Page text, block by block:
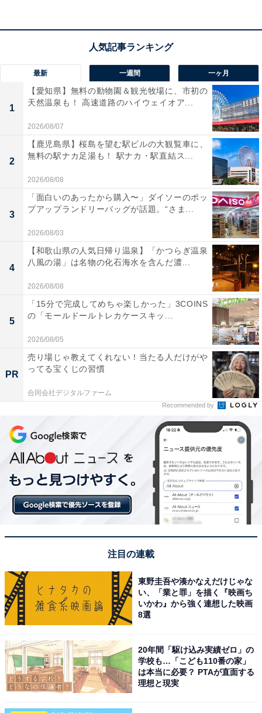
配線の邪魔にならないコードレス設計なので、キッチン
など離れた場所でも大活躍。これ1台で、毎日のテレビ
時間がグッと快適に整いますよ。
オーディオテクニカ「AT-SP450TV」の口コミは？
オーディオテクニカ「AT-SP450TV」には以下のような
口コミが寄せられています。
はっきり音機能のおかげでナレーションやセリフが
とてもクリアに聴こえます
手元でテレビのチャンネルや音量の操作がまとめて
ワイヤレスでどこにでも持ち運べるためキッチンで
料理をしながら重宝しています
テレビの音声を耳元でクリアに聴きたい人や、離れた場
所からでも快適にテレビを操作したい人には、おすすめ
の商品といえそうです。
オの人気商品5選
オーディオテクニカミミオ「AT-SP350TV」
最新 一週間 一ヶ月
1
【愛知県】無料の動物園＆観光牧場に、市初の
天然温泉も！ 高速道路のハイウェイオア...
2026/08/07
2
【鹿児島県】桜島を望む駅ビルの大観覧車に、
無料の駅ナカ足湯も！ 駅ナカ・駅直結ス...
2026/08/08
3
「面白いのあったから購入〜」ダイソーのポッ
プアップランドリーバッグが話題。“さま...
2026/08/03
4
【和歌山県の人気日帰り温泉】「かつらぎ温泉
八風の湯」は名物の化石海水を含んだ濃...
2026/08/08
5
「15分で完成してめちゃ楽しかった」3COINS
の「モールドールトレカケースキッ...
2026/08/05
PR
売り場じゃ教えてくれない！当たる人だけがや
ってる宝くじの習慣
合同会社デジタルファーム
Recommended by
注目の連載
東野圭吾や湊かなえだけじゃな
い、「業と罪」を描く『映画ち
いかわ』から強く連想した映画
8選
20年間「駆け込み実績ゼロ」の
学校も…「こども110番の家」
は本当に必要？ PTAが直面する
理想と現実